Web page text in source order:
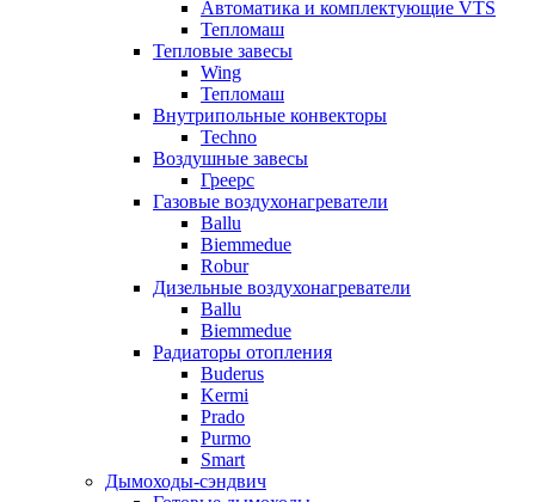
Автоматика и комплектующие VTS
Тепломаш
Тепловые завесы
Wing
Тепломаш
Внутрипольные конвекторы
Techno
Воздушные завесы
Греерс
Газовые воздухонагреватели
Ballu
Biemmedue
Robur
Дизельные воздухонагреватели
Ballu
Biemmedue
Радиаторы отопления
Buderus
Kermi
Prado
Purmo
Smart
Дымоходы-сэндвич